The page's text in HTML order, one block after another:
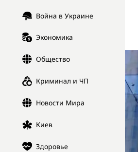
Война в Украине
Экономика
Общество
Криминал и ЧП
Новости Мира
Киев
Здоровье